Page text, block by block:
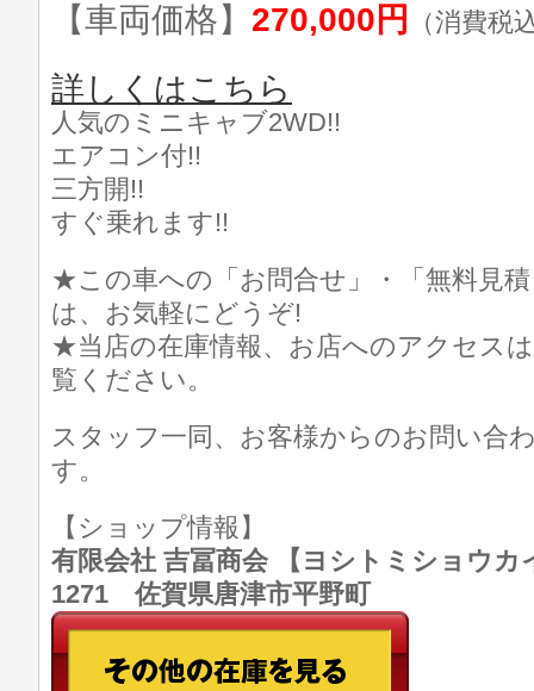
【車両価格】 270,000円 （消費税
詳しくはこちら
人気のミニキャブ2WD!!
エアコン付!!
三方開!!
すぐ乗れます!!
★この車への「お問合せ」・「無料見
は、お気軽にどうぞ!
★当店の在庫情報、お店へのアクセス
覧ください。
スタッフ一同、お客様からのお問い合
す。
【ショップ情報】
有限会社 吉冨商会 【ヨシトミショウ
1271 佐賀県唐津市平野町